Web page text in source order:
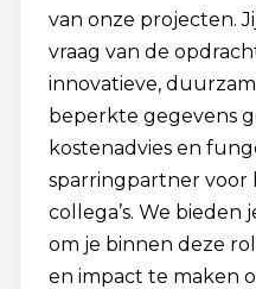
van onze projecten.
vraag van de
innovatieve,
beperkte gegevens
kostenadvies en
sparringpartner voor
collega’s. We
om je binnen deze
en impact te maken